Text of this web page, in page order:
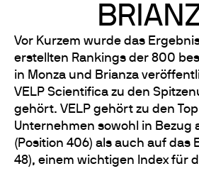
Vor Kurzem wurde das
erstellten Rankings der 800
in Monza und Brianza
VELP Scientifica zu den
gehört. VELP gehört zu den
Unternehmen sowohl in Bezug
(Position 406) als auch auf das
48), einem wichtigen Index für